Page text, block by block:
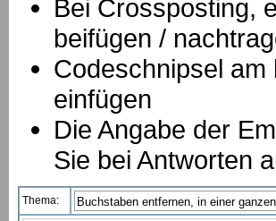
Bei Crossposting,
beifügen /
Codeschnipsel am
einfügen
Die Angabe der
Sie bei Antworten
Thema: